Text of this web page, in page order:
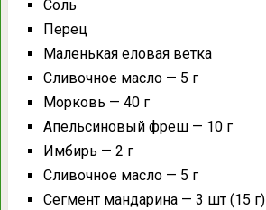
Соль
Перец
Маленькая еловая ветка
Сливочное масло — 5 г
Морковь — 40 г
Апельсиновый фреш — 10 г
Имбирь — 2 г
Сливочное масло — 5 г
Сегмент мандарина — 3 шт (15 г)